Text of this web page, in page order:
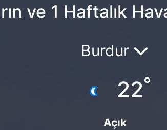
ve 1 Haftalık
Burdur
22°
Açık